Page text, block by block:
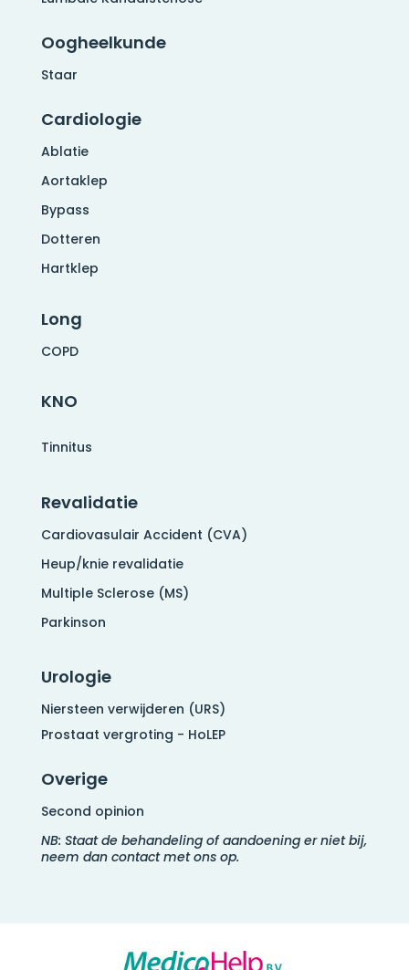
Oogheelkunde
Staar
Cardiologie
Ablatie
Aortaklep
Bypass
Dotteren
Hartklep
Long
COPD
KNO
Tinnitus
Revalidatie
Cardiovasulair Accident (CVA)
Heup/knie revalidatie
Multiple Sclerose (MS)
Parkinson
Urologie
Niersteen verwijderen (URS)
Prostaat vergroting - HoLEP
Overige
Second opinion
NB: Staat de behandeling of aandoening er niet bij,
neem dan contact met ons op.